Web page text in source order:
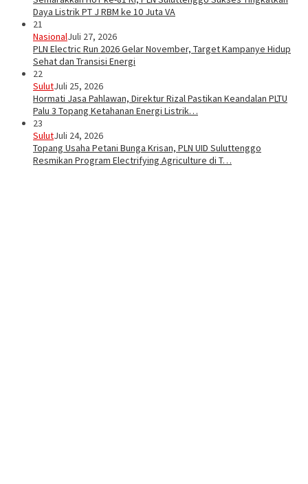
Daya Listrik PT J RBM ke 10 Juta VA
21
NasionalJuli 27, 2026
PLN Electric Run 2026 Gelar November, Target Kampanye Hidup
Sehat dan Transisi Energi
22
SulutJuli 25, 2026
Hormati Jasa Pahlawan, Direktur Rizal Pastikan Keandalan PLTU
Palu 3 Topang Ketahanan Energi Listrik…
23
SulutJuli 24, 2026
Topang Usaha Petani Bunga Krisan, PLN UID Suluttenggo
Resmikan Program Electrifying Agriculture di T…